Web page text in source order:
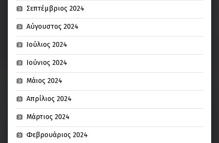
Σεπτέμβριος 2024
Αύγουστος 2024
Ιούλιος 2024
Ιούνιος 2024
Μάιος 2024
Απρίλιος 2024
Μάρτιος 2024
Φεβρουάριος 2024